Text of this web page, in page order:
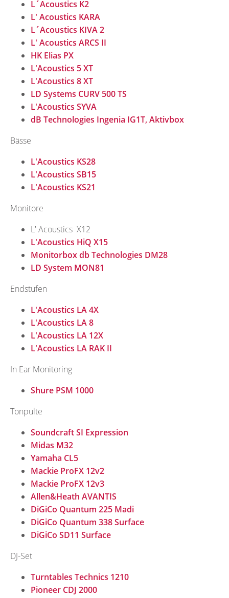
L´Acoustics K2
L' Acoustics KARA
L´Acoustics KIVA 2
L' Acoustics ARCS II
HK Elias PX
L'Acoustics 5 XT
L'Acoustics 8 XT
LD Systems CURV 500 TS
L'Acoustics SYVA
dB Technologies Ingenia IG1T, Aktivbox
Bässe
L'Acoustics KS28
L'Acoustics SB15
L'Acoustics KS21
Monitore
L' Acoustics X12
L'Acoustics HiQ X15
Monitorbox db Technologies DM28
LD System MON81
Endstufen
L'Acoustics LA 4X
L'Acoustics LA 8
L'Acoustics LA 12X
L'Acoustics LA RAK II
In Ear Monitoring
Shure PSM 1000
Tonpulte
Soundcraft SI Expression
Midas M32
Yamaha CL5
Mackie ProFX 12v2
Mackie ProFX 12v3
Allen&Heath AVANTIS
DiGiCo Quantum 225 Madi
DiGiCo Quantum 338 Surface
DiGiCo SD11 Surface
DJ-Set
Turntables Technics 1210
Pioneer CDJ 2000